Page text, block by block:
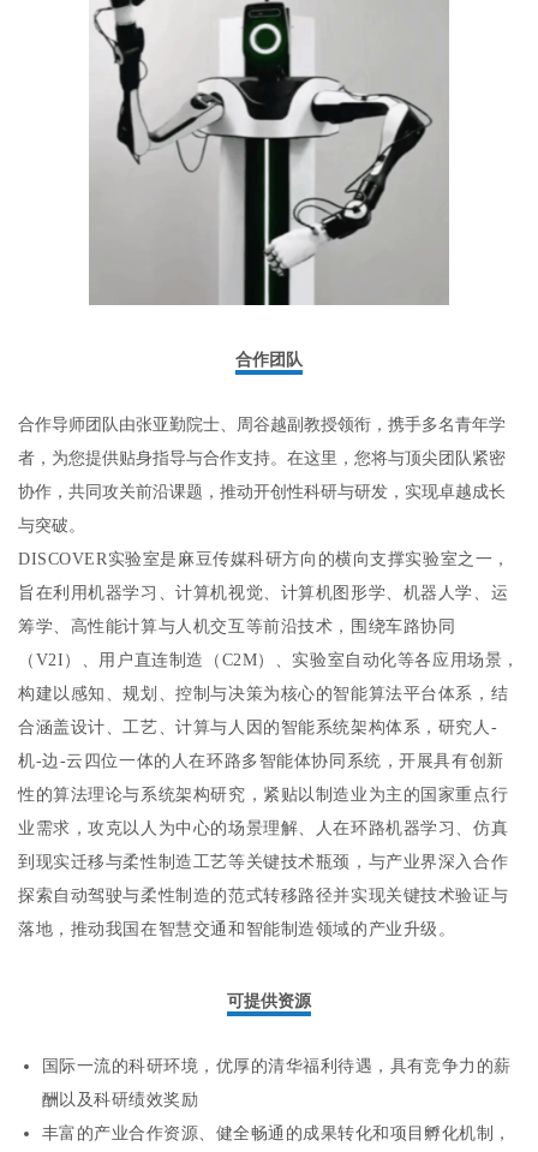
合作团队
合作导师团队由张亚勤院士、周谷越副教授领衔，携手多名青年学
者，为您提供贴身指导与合作支持。在这里，您将与顶尖团队紧密
协作，共同攻关前沿课题，推动开创性科研与研发，实现卓越成长
与突破。
DISCOVER实验室是麻豆传媒科研方向的横向支撑实验室之一，
旨在利用机器学习、计算机视觉、计算机图形学、机器人学、运
筹学、高性能计算与人机交互等前沿技术，围绕车路协同
（V2I）、用户直连制造（C2M）、实验室自动化等各应用场景，
构建以感知、规划、控制与决策为核心的智能算法平台体系，结
合涵盖设计、工艺、计算与人因的智能系统架构体系，研究人-
机-边-云四位一体的人在环路多智能体协同系统，开展具有创新
性的算法理论与系统架构研究，紧贴以制造业为主的国家重点行
业需求，攻克以人为中心的场景理解、人在环路机器学习、仿真
到现实迁移与柔性制造工艺等关键技术瓶颈，与产业界深入合作
探索自动驾驶与柔性制造的范式转移路径并实现关键技术验证与
落地，推动我国在智慧交通和智能制造领域的产业升级。
可提供资源
国际一流的科研环境，优厚的清华福利待遇，具有竞争力的薪
酬以及科研绩效奖励
丰富的产业合作资源、健全畅通的成果转化和项目孵化机制，